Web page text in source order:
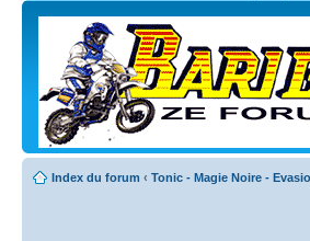
Index du forum ‹ Tonic - Magie Noire -